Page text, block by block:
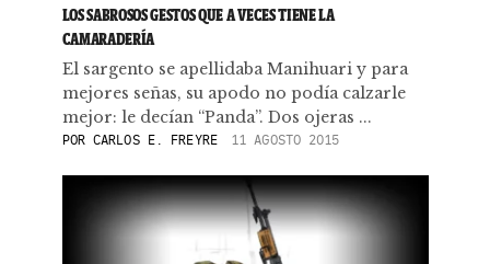
LOS SABROSOS GESTOS QUE A VECES TIENE LA
CAMARADERÍA
El sargento se apellidaba Manihuari y para
mejores señas, su apodo no podía calzarle
mejor: le decían “Panda”. Dos ojeras ...
PORCARLOS E. FREYRE 11 AGOSTO 2015